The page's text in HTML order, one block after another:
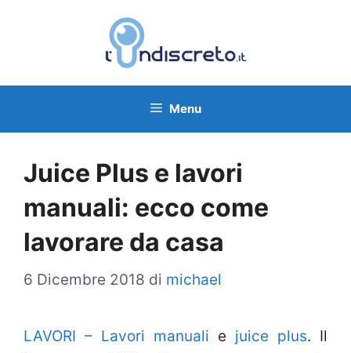
Menu
Juice Plus e lavori
manuali: ecco come
lavorare da casa
6 Dicembre 2018 di michael
LAVORI – Lavori manuali e juice plus. Il